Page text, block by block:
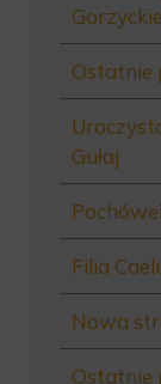
Ostatnie
Gułaj
Filia
Nowa
Ostatnie